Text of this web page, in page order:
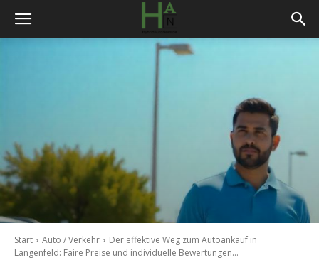
Start Auto / Verkehr
Der effektive Weg zum Autoankauf in
Langenfeld: Faire Preise und individuelle Bewertungen...